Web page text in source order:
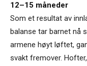
12–15 måneder
Som et resultat av
balanse tar barnet nå
armene høyt løftet,
svakt fremover.